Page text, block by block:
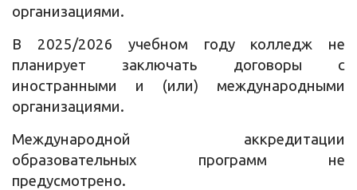
организациями.
В 2025/2026 учебном году колледж не
планирует заключать договоры с
иностранными и (или) международными
организациями.
Международной аккредитации
образовательных программ не
предусмотрено.